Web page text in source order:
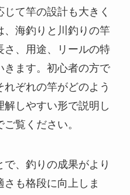
て竿の設計も大きく
、海釣りと川釣りの竿
さ、用途、リールの特
きます。初心者の方で
ぞれの竿がどのよう
しやすい形で説明し
覧ください。
、釣りの成果がより
も格段に向上しま